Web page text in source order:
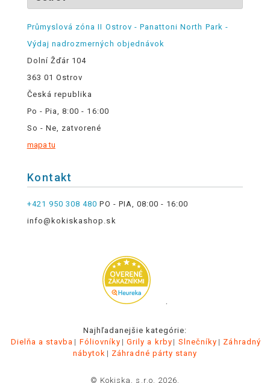
Průmyslová zóna II Ostrov - Panattoni North Park -
Výdaj nadrozmerných objednávok
Dolní Žďár 104
363 01 Ostrov
Česká republika
Po - Pia, 8:00 - 16:00
So - Ne, zatvorené
mapa tu
Kontakt
+421 950 308 480 PO - PIA, 08:00 - 16:00
info@kokiskashop.sk
.
Najhľadanejšie kategórie:
Dielňa a stavba
Fóliovníky Grily a krby Slnečníky
Záhradný
nábytok
Záhradné párty stany
© Kokiska, s.r.o. 2026.